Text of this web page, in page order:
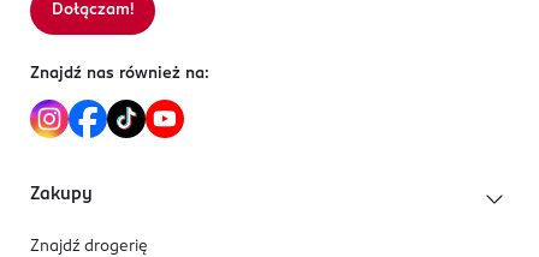
Dołączam!
Znajdź nas również na:
Zakupy
Znajdź drogerię